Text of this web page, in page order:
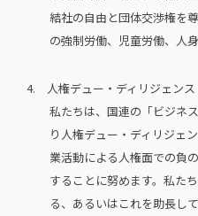
結社の自由と団体交渉権を
の強制労働、児童労働、人
4. 人権デュー・ディリジェンス
私たちは、国連の「ビジネ
り人権デュー・ディリジェ
業活動による人権面での負
することに努めます。私た
る、あるいはこれを助⻑し